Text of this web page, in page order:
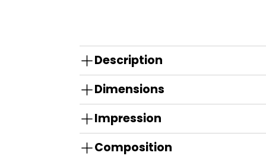
Description
Dimensions
Impression
Composition